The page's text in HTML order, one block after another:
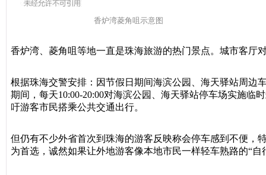
香炉湾菱角咀示意图
香炉湾、菱角咀等地一直是珠海旅游的热门景点。城市客厅
根据珠海交警安排：因节假日期间海滨公园、海天驿站周边
期间，每天10:00-20:00对海滨公园、海天驿站停车场实施
吁游客市民搭乘公共交通出行。
但仍有不少外省首次到珠海的游客反映称会停车感到不便，
为首选，诚然如果让外地游客像本地市民一样轻车熟路的“